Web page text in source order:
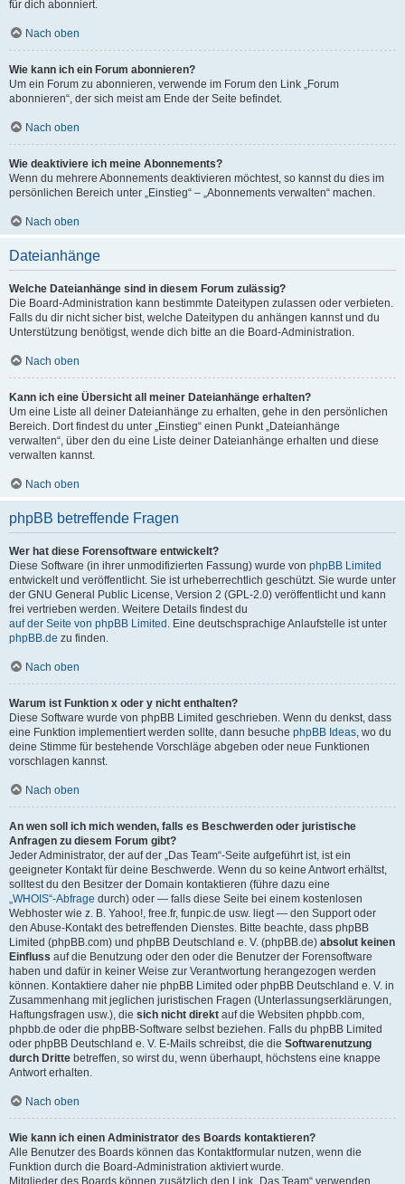
für dich abonniert.
Nach oben
Wie kann ich ein Forum abonnieren?
Um ein Forum zu abonnieren, verwende im Forum den Link „Forum
abonnieren“, der sich meist am Ende der Seite befindet.
Nach oben
Wie deaktiviere ich meine Abonnements?
Wenn du mehrere Abonnements deaktivieren möchtest, so kannst du dies im
persönlichen Bereich unter „Einstieg“ – „Abonnements verwalten“ machen.
Nach oben
Dateianhänge
Welche Dateianhänge sind in diesem Forum zulässig?
Die Board-Administration kann bestimmte Dateitypen zulassen oder verbieten.
Falls du dir nicht sicher bist, welche Dateitypen du anhängen kannst und du
Unterstützung benötigst, wende dich bitte an die Board-Administration.
Nach oben
Kann ich eine Übersicht all meiner Dateianhänge erhalten?
Um eine Liste all deiner Dateianhänge zu erhalten, gehe in den persönlichen
Bereich. Dort findest du unter „Einstieg“ einen Punkt „Dateianhänge
verwalten“, über den du eine Liste deiner Dateianhänge erhalten und diese
verwalten kannst.
Nach oben
phpBB betreffende Fragen
Wer hat diese Forensoftware entwickelt?
Diese Software (in ihrer unmodifizierten Fassung) wurde von phpBB Limited
entwickelt und veröffentlicht. Sie ist urheberrechtlich geschützt. Sie wurde unter
der GNU General Public License, Version 2 (GPL-2.0) veröffentlicht und kann
frei vertrieben werden. Weitere Details findest du
auf der Seite von phpBB Limited . Eine deutschsprachige Anlaufstelle ist unter
phpBB.de zu finden.
Nach oben
Warum ist Funktion x oder y nicht enthalten?
Diese Software wurde von phpBB Limited geschrieben. Wenn du denkst, dass
eine Funktion implementiert werden sollte, dann besuche phpBB Ideas, wo du
deine Stimme für bestehende Vorschläge abgeben oder neue Funktionen
vorschlagen kannst.
Nach oben
An wen soll ich mich wenden, falls es Beschwerden oder juristische
Anfragen zu diesem Forum gibt?
Jeder Administrator, der auf der „Das Team“-Seite aufgeführt ist, ist ein
geeigneter Kontakt für deine Beschwerde. Wenn du so keine Antwort erhältst,
solltest du den Besitzer der Domain kontaktieren (führe dazu eine
„WHOIS“-Abfrage durch) oder — falls diese Seite bei einem kostenlosen
Webhoster wie z. B. Yahoo!, free.fr, funpic.de usw. liegt — den Support oder
den Abuse-Kontakt des betreffenden Dienstes. Bitte beachte, dass phpBB
Limited (phpBB.com) und phpBB Deutschland e. V. (phpBB.de) absolut keinen
Einfluss auf die Benutzung oder den oder die Benutzer der Forensoftware
haben und dafür in keiner Weise zur Verantwortung herangezogen werden
können. Kontaktiere daher nie phpBB Limited oder phpBB Deutschland e. V. in
Zusammenhang mit jeglichen juristischen Fragen (Unterlassungserklärungen,
Haftungsfragen usw.), die sich nicht direkt auf die Websiten phpbb.com,
phpbb.de oder die phpBB-Software selbst beziehen. Falls du phpBB Limited
oder phpBB Deutschland e. V. E-Mails schreibst, die die Softwarenutzung
durch Dritte betreffen, so wirst du, wenn überhaupt, höchstens eine knappe
Antwort erhalten.
Nach oben
Wie kann ich einen Administrator des Boards kontaktieren?
Alle Benutzer des Boards können das Kontaktformular nutzen, wenn die
Funktion durch die Board-Administration aktiviert wurde.
Mitglieder des Boards können zusätzlich den Link „Das Team“ verwenden.